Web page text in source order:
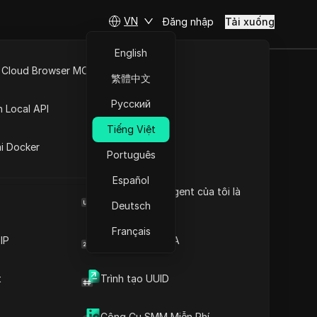
Browser User Agent của tôi là
Trình tạo mã 2FA
Trình tạo UUID
Browser MCP
Local API
Docker
VN
English
繁體中文
Русский
Tiếng Việt
Português
Español
Deutsch
Français
Đăng nhập Tải xuống
Hóa
Giới thiệu nội dung
Phân tích dòng thời gian